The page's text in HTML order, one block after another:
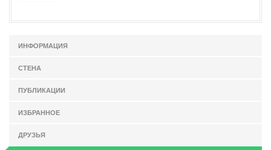
ИНФОРМАЦИЯ
СТЕНА
ПУБЛИКАЦИИ
ИЗБРАННОЕ
ДРУЗЬЯ